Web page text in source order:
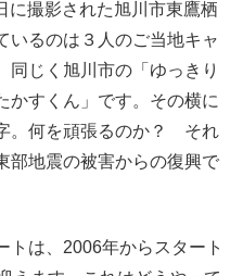
に撮影された旭川市東鷹栖
いるのは３人のご当地キャ
同じく旭川市の「ゆっきり
かすくん」です。その横に
。何を頑張るのか？ それ
部地震の被害からの復興で
トは、2006年からスタート